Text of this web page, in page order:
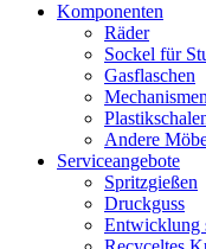
Komponenten
Räder
Sockel für
Gasflaschen
Mechanismen
Andere
Serviceangebote
Spritzgießen
Druckguss
Entwicklung